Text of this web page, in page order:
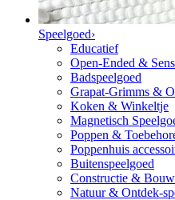
Speelgoed›
Educatief
Open-Ended &
Badspeelgoed
Grapat-Grimms &
Koken & Winkeltje
Magnetisch
Poppen &
Poppenhuis
Buitenspeelgoed
Constructie &
Natuur & Ontdek-